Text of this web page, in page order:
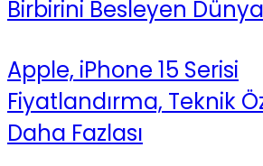
Birbirini Besleyen
Apple, iPhone 15 Serisi
Fiyatlandırma, Teknik
Daha Fazlası